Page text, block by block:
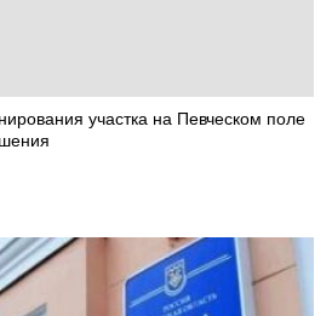
участка на Певческом поле